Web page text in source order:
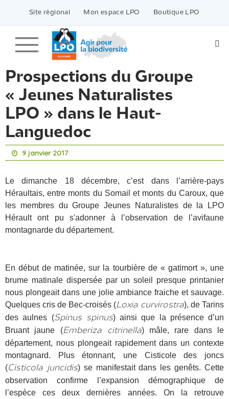
contenu
Site régional Mon espace LPO Boutique LPO
Prospections du Groupe
« Jeunes Naturalistes
LPO » dans le Haut-
Languedoc
9 janvier 2017
Le dimanche 18 décembre, c’est dans l’arrière-pays
Héraultais, entre monts du Somail et monts du Caroux, que
les membres du Groupe Jeunes Naturalistes de la LPO
Hérault ont pu s'adonner à l’observation de l’avifaune
montagnarde du département.
En début de matinée, sur la tourbière de « gatimort », une
brume matinale dispersée par un soleil presque printanier
nous plongeait dans une jolie ambiance fraiche et sauvage.
Quelques cris de Bec-croisés (Loxia curvirostra), de Tarins
des aulnes (Spinus spinus) ainsi que la présence d’un
Bruant jaune (Emberiza citrinella) mâle, rare dans le
département, nous plongeait rapidement dans un contexte
montagnard. Plus étonnant, une Cisticole des joncs
(Cisticola juncidis) se manifestait dans les genêts. Cette
observation confirme l’expansion démographique de
l’espèce ces deux dernières années. On la retrouve